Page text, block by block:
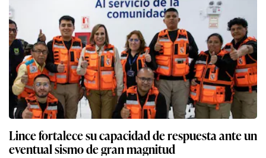
Lince fortalece su capacidad de respuesta ante un
eventual sismo de gran magnitud